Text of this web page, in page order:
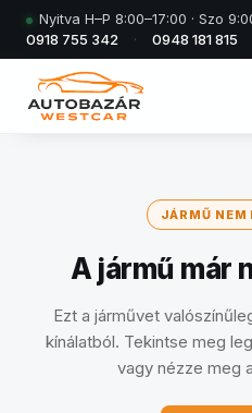
Nyitva H–P 8:00–17:00 · Szo
0918 755 342
· 0948 181 815
JÁRMŰ NEM
A jármű már
Ezt a járművet
kínálatból. Tekintse meg
vagy nézze meg